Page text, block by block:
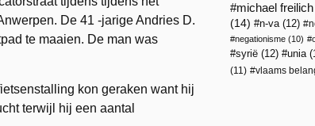
De 41 -jarige Andries D.
te maaien. De man was
kon geraken want hij
terwijl hij een aantal
michael freilich
(14)
n-va(12)
negationisme (10)
syrië (12) unia
(11)
vlaams